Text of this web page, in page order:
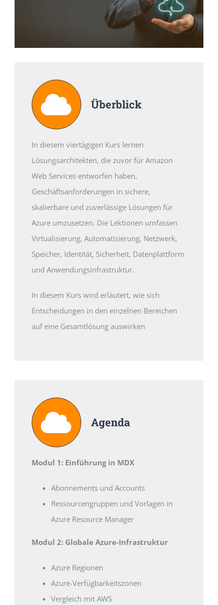
Überblick
In diesem viertägigen Kurs lernen
Lösungsarchitekten, die zuvor für Amazon
Web Services entworfen haben,
Geschäftsanforderungen in sichere,
skalierbare und zuverlässige Lösungen für
Azure umzusetzen. Die Lektionen umfassen
Virtualisierung, Automatisierung, Netzwerk,
Speicher, Identität, Sicherheit, Datenplattform
und Anwendungsinfrastruktur.
In diesem Kurs wird erläutert, wie sich
Entscheidungen in den einzelnen Bereichen
auf eine Gesamtlösung auswirken
Agenda
Modul 1: Einführung in MDX
Abonnements und Accounts
Ressourcengruppen und Vorlagen in
Azure Resource Manager
Modul 2: Globale Azure-Infrastruktur
Azure Regionen
Azure-Verfügbarkeitszonen
Vergleich mit AWS